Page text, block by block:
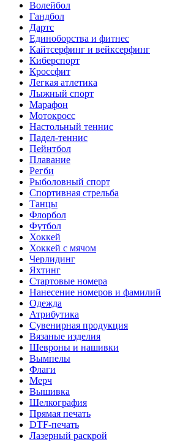
Волейбол
Гандбол
Дартс
Единоборства и фитнес
Кайтсерфинг и вейксерфинг
Киберспорт
Кроссфит
Легкая атлетика
Лыжный спорт
Марафон
Мотокросс
Настольный теннис
Падел-теннис
Пейнтбол
Плавание
Регби
Рыболовный спорт
Спортивная стрельба
Танцы
Флорбол
Футбол
Хоккей
Хоккей с мячом
Черлидинг
Яхтинг
Стартовые номера
Нанесение номеров и фамилий
Одежда
Атрибутика
Сувенирная продукция
Вязаные изделия
Шевроны и нашивки
Вымпелы
Флаги
Мерч
Вышивка
Шелкография
Прямая печать
DTF-печать
Лазерный раскрой